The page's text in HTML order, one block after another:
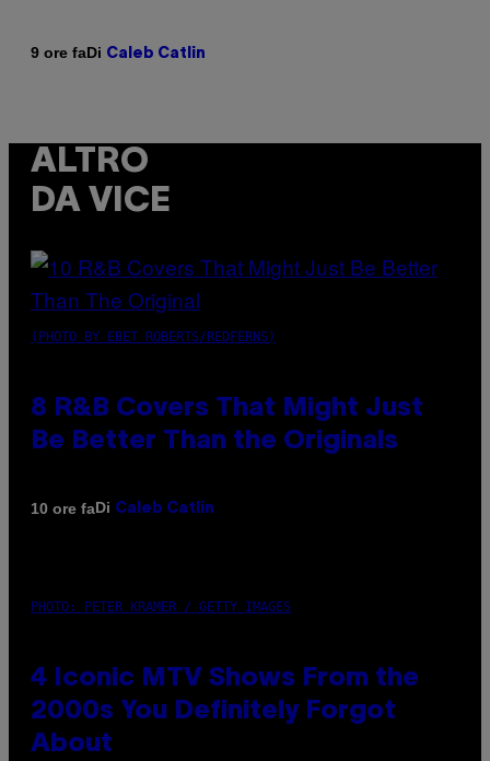
9 ore faDi Caleb Catlin
ALTRO
DA VICE
(PHOTO BY EBET ROBERTS/REDFERNS)
8 R&B Covers That Might Just
Be Better Than the Originals
10 ore faDi Caleb Catlin
PHOTO: PETER KRAMER / GETTY IMAGES
4 Iconic MTV Shows From the
2000s You Definitely Forgot
About